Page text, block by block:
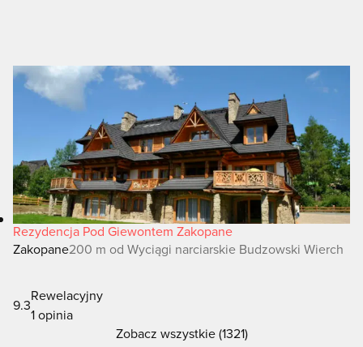
Rezydencja Pod Giewontem Zakopane
Zakopane200 m od Wyciągi narciarskie Budzowski Wierch
9.3
Rewelacyjny
1 opinia
Zobacz wszystkie (1321)